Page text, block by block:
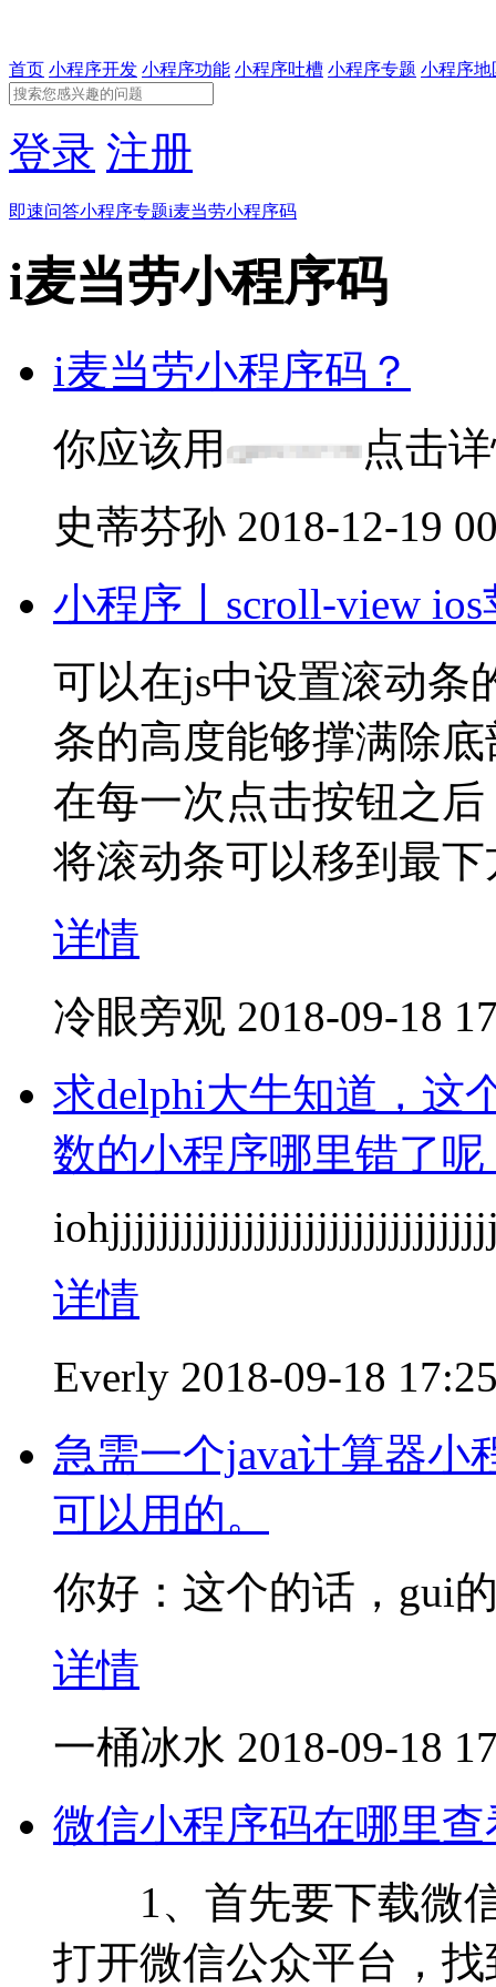
首页 小程序开发 小程序功能 小程序吐槽 小程序专题 小程序地
登录 注册
即速问答小程序专题i麦当劳小程序码
i麦当劳小程序码
i麦当劳小程序码？
你应该用
点击
史蒂芬孙 2018-12-19
小程序丨scroll-view
可以在js中设置滚动条
条的高度能够撑满除
在每一次点击按钮之
将滚动条可以移到最下
详情
冷眼旁观 2018-09-18
求delphi大牛知道，这
数的小程序哪里错了呢
详情
Everly 2018-09-18
急需一个java计算器小
可以用的。
你好：这个的话，gui
详情
一桶冰水 2018-09-18
微信小程序码在哪里
1、首先要下载微信
打开微信公众平台，